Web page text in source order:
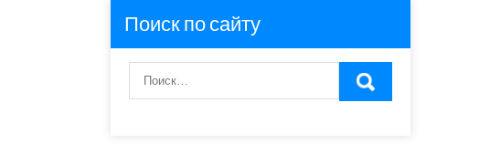
Поиск по сайту